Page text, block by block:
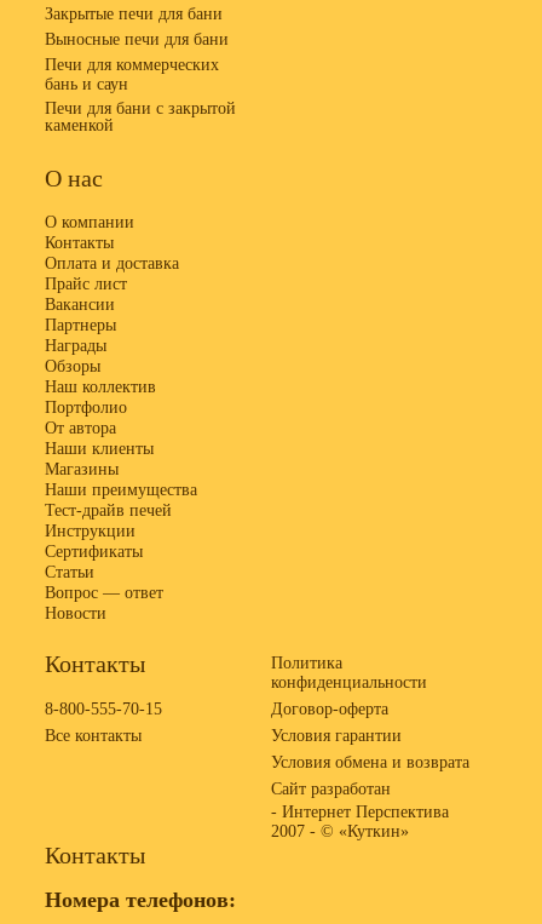
Закрытые печи для бани
Выносные печи для бани
Печи для коммерческих
бань и саун
Печи для бани с закрытой
каменкой
О нас
О компании
Контакты
Оплата и доставка
Прайс лист
Вакансии
Партнеры
Награды
Обзоры
Наш коллектив
Портфолио
От автора
Наши клиенты
Магазины
Наши преимущества
Тест-драйв печей
Инструкции
Сертификаты
Статьи
Вопрос — ответ
Новости
Контакты
8-800-555-70-15
Все контакты
Политика
конфиденциальности
Договор-оферта
Условия гарантии
Условия обмена и возврата
Сайт разработан
- Интернет Перспектива
2007 - © «Куткин»
Контакты
Номера телефонов: